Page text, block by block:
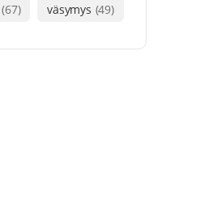
(67) väsymys (49)